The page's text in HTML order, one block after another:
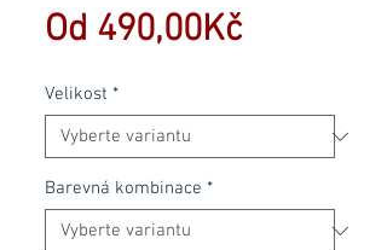
Od 490,00Kč
Velikost *
Barevná kombinace *